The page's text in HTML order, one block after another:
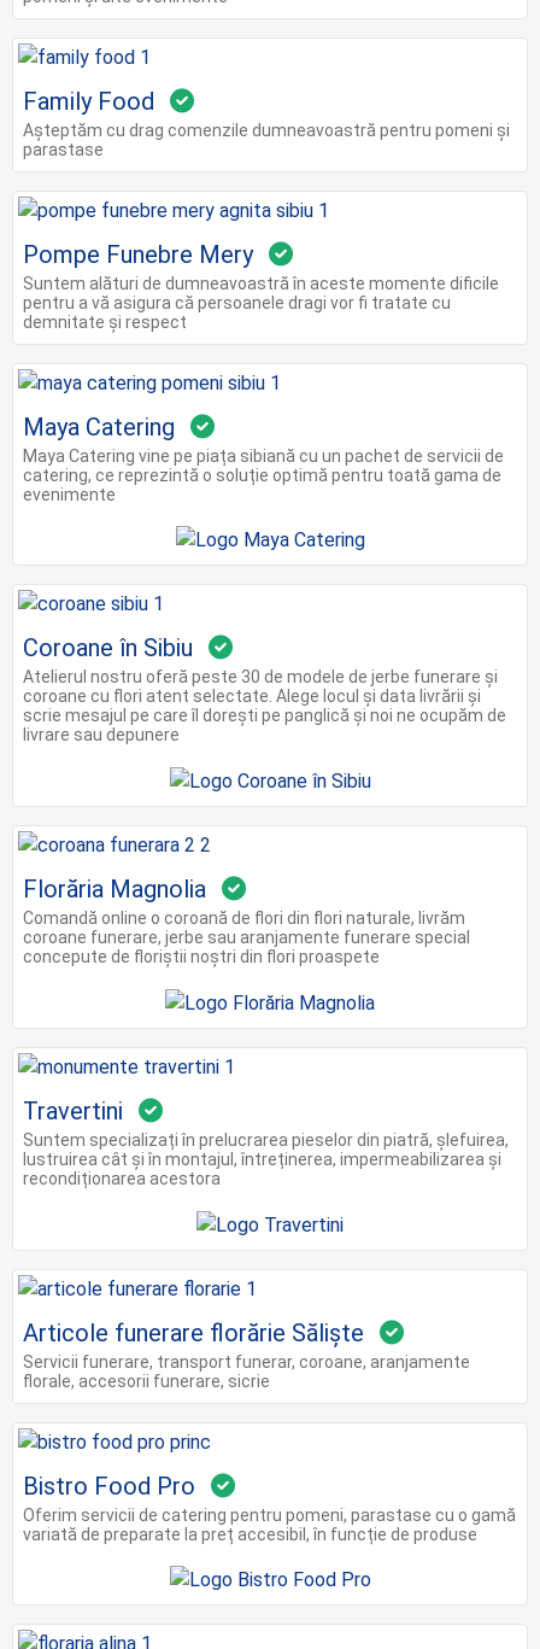
Family Food
Așteptăm cu drag comenzile dumneavoastră pentru pomeni și
parastase
Pompe Funebre Mery
Suntem alături de dumneavoastră în aceste momente dificile
pentru a vă asigura că persoanele dragi vor fi tratate cu
demnitate și respect
Maya Catering
Maya Catering vine pe piața sibiană cu un pachet de servicii de
catering, ce reprezintă o soluție optimă pentru toată gama de
evenimente
Coroane în Sibiu
Atelierul nostru oferă peste 30 de modele de jerbe funerare și
coroane cu flori atent selectate. Alege locul și data livrării și
scrie mesajul pe care îl dorești pe panglică și noi ne ocupăm de
livrare sau depunere
Florăria Magnolia
Comandă online o coroană de flori din flori naturale, livrăm
coroane funerare, jerbe sau aranjamente funerare special
concepute de floriștii noștri din flori proaspete
Travertini
Suntem specializați în prelucrarea pieselor din piatră, șlefuirea,
lustruirea cât și în montajul, întreținerea, impermeabilizarea și
recondiționarea acestora
Articole funerare florărie Săliște
Servicii funerare, transport funerar, coroane, aranjamente
florale, accesorii funerare, sicrie
Bistro Food Pro
Oferim servicii de catering pentru pomeni, parastase cu o gamă
variată de preparate la preț accesibil, în funcție de produse